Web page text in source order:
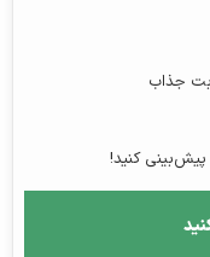
جذاب
پیش‌بینی کنید!